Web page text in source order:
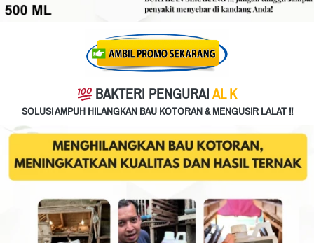
BAKTERI PENGURAI AL K
SOLUSI AMPUH HILANGKAN BAU KOTORAN & MENGUSIR LALAT !!